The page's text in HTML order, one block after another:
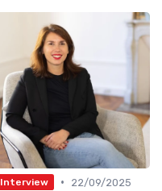
Interview •
22/09/2025